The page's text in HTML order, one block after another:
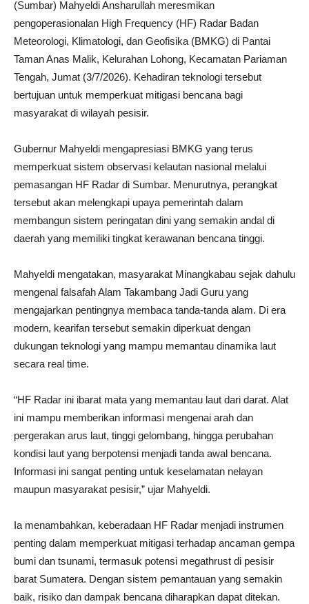
(Sumbar) Mahyeldi Ansharullah meresmikan
pengoperasionalan High Frequency (HF) Radar Badan
Meteorologi, Klimatologi, dan Geofisika (BMKG) di Pantai
Taman Anas Malik, Kelurahan Lohong, Kecamatan Pariaman
Tengah, Jumat (3/7/2026). Kehadiran teknologi tersebut
bertujuan untuk memperkuat mitigasi bencana bagi
masyarakat di wilayah pesisir.
Gubernur Mahyeldi mengapresiasi BMKG yang terus
memperkuat sistem observasi kelautan nasional melalui
pemasangan HF Radar di Sumbar. Menurutnya, perangkat
tersebut akan melengkapi upaya pemerintah dalam
membangun sistem peringatan dini yang semakin andal di
daerah yang memiliki tingkat kerawanan bencana tinggi.
Mahyeldi mengatakan, masyarakat Minangkabau sejak dahulu
mengenal falsafah Alam Takambang Jadi Guru yang
mengajarkan pentingnya membaca tanda-tanda alam. Di era
modern, kearifan tersebut semakin diperkuat dengan
dukungan teknologi yang mampu memantau dinamika laut
secara real time.
“HF Radar ini ibarat mata yang memantau laut dari darat. Alat
ini mampu memberikan informasi mengenai arah dan
pergerakan arus laut, tinggi gelombang, hingga perubahan
kondisi laut yang berpotensi menjadi tanda awal bencana.
Informasi ini sangat penting untuk keselamatan nelayan
maupun masyarakat pesisir,” ujar Mahyeldi.
Ia menambahkan, keberadaan HF Radar menjadi instrumen
penting dalam memperkuat mitigasi terhadap ancaman gempa
bumi dan tsunami, termasuk potensi megathrust di pesisir
barat Sumatera. Dengan sistem pemantauan yang semakin
baik, risiko dan dampak bencana diharapkan dapat ditekan.